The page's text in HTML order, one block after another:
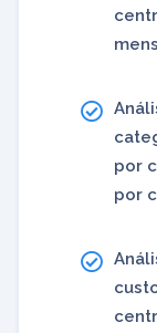
por
por